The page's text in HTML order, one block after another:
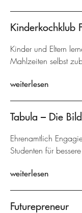
Kinderkochklub
Kinder und Eltern
Mahlzeiten selbst
weiterlesen
Tabula – Die
Ehrenamtlich
Studenten für
weiterlesen
Futurepreneur